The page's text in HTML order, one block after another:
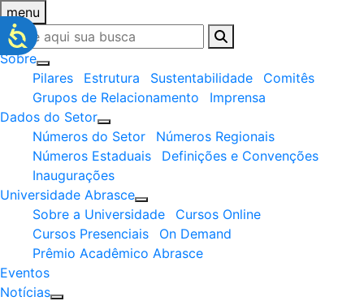
menu
Sobre
Pilares
Estrutura Sustentabilidade
Comitês
Grupos de Relacionamento
Imprensa
Dados do Setor
Números do Setor
Números Regionais
Números Estaduais
Definições e Convenções
Inaugurações
Universidade Abrasce
Sobre a Universidade
Cursos Online
Cursos Presenciais
On Demand
Prêmio Acadêmico Abrasce
Eventos
Notícias